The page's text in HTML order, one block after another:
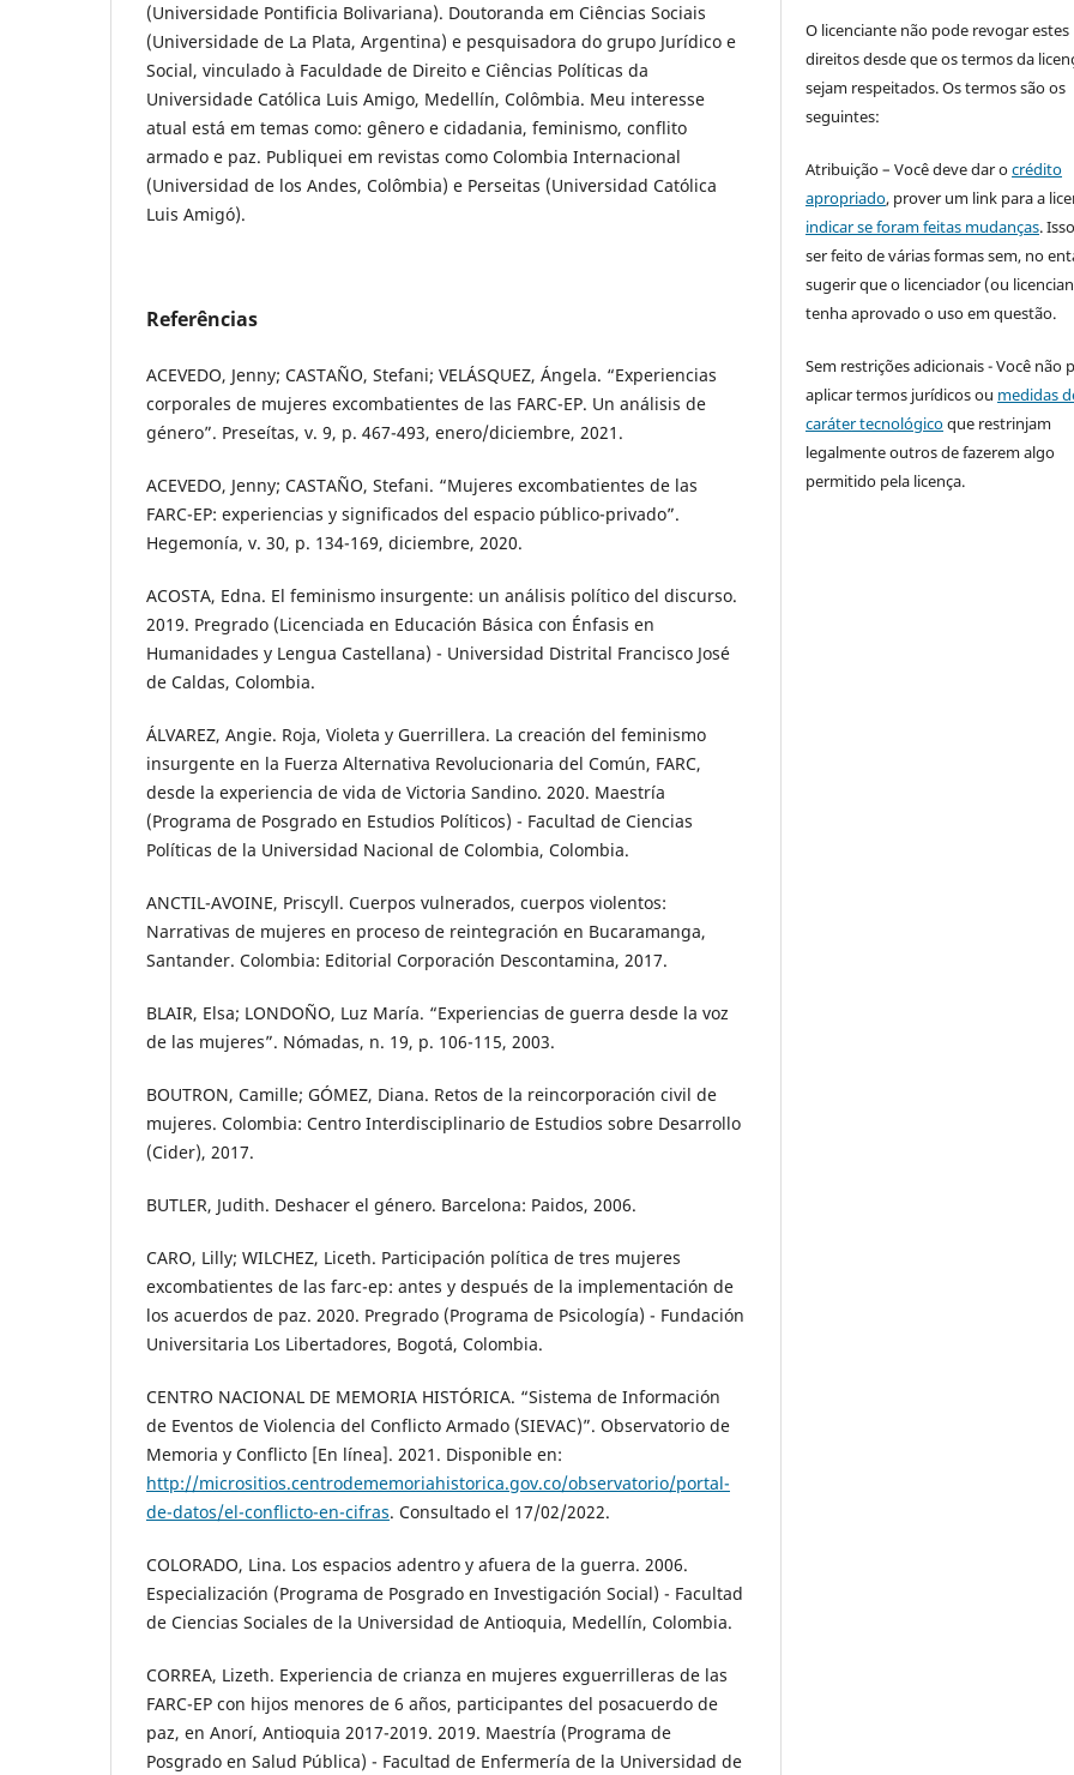
(Universidade Pontificia Bolivariana). Doutoranda em Ciências Sociais
(Universidade de La Plata, Argentina) e pesquisadora do grupo Jurídico e
Social, vinculado à Faculdade de Direito e Ciências Políticas da
Universidade Católica Luis Amigo, Medellín, Colômbia. Meu interesse
atual está em temas como: gênero e cidadania, feminismo, conflito
armado e paz. Publiquei em revistas como Colombia Internacional
(Universidad de los Andes, Colômbia) e Perseitas (Universidad Católica
Luis Amigó).
Referências
ACEVEDO, Jenny; CASTAÑO, Stefani; VELÁSQUEZ, Ángela. “Experiencias
corporales de mujeres excombatientes de las FARC-EP. Un análisis de
género”. Preseítas, v. 9, p. 467-493, enero/diciembre, 2021.
ACEVEDO, Jenny; CASTAÑO, Stefani. “Mujeres excombatientes de las
FARC-EP: experiencias y significados del espacio público-privado”.
Hegemonía, v. 30, p. 134-169, diciembre, 2020.
ACOSTA, Edna. El feminismo insurgente: un análisis político del discurso.
2019. Pregrado (Licenciada en Educación Básica con Énfasis en
Humanidades y Lengua Castellana) - Universidad Distrital Francisco José
de Caldas, Colombia.
ÁLVAREZ, Angie. Roja, Violeta y Guerrillera. La creación del feminismo
insurgente en la Fuerza Alternativa Revolucionaria del Común, FARC,
desde la experiencia de vida de Victoria Sandino. 2020. Maestría
(Programa de Posgrado en Estudios Políticos) - Facultad de Ciencias
Políticas de la Universidad Nacional de Colombia, Colombia.
ANCTIL-AVOINE, Priscyll. Cuerpos vulnerados, cuerpos violentos:
Narrativas de mujeres en proceso de reintegración en Bucaramanga,
Santander. Colombia: Editorial Corporación Descontamina, 2017.
BLAIR, Elsa; LONDOÑO, Luz María. “Experiencias de guerra desde la voz
de las mujeres”. Nómadas, n. 19, p. 106-115, 2003.
BOUTRON, Camille; GÓMEZ, Diana. Retos de la reincorporación civil de
mujeres. Colombia: Centro Interdisciplinario de Estudios sobre Desarrollo
(Cider), 2017.
BUTLER, Judith. Deshacer el género. Barcelona: Paidos, 2006.
CARO, Lilly; WILCHEZ, Liceth. Participación política de tres mujeres
excombatientes de las farc-ep: antes y después de la implementación de
los acuerdos de paz. 2020. Pregrado (Programa de Psicología) - Fundación
Universitaria Los Libertadores, Bogotá, Colombia.
CENTRO NACIONAL DE MEMORIA HISTÓRICA. “Sistema de Información
de Eventos de Violencia del Conflicto Armado (SIEVAC)”. Observatorio de
Memoria y Conflicto [En línea]. 2021. Disponible en:
http://micrositios.centrodememoriahistorica.gov.co/observatorio/portal-
de-datos/el-conflicto-en-cifras. Consultado el 17/02/2022.
COLORADO, Lina. Los espacios adentro y afuera de la guerra. 2006.
Especialización (Programa de Posgrado en Investigación Social) - Facultad
de Ciencias Sociales de la Universidad de Antioquia, Medellín, Colombia.
CORREA, Lizeth. Experiencia de crianza en mujeres exguerrilleras de las
FARC-EP con hijos menores de 6 años, participantes del posacuerdo de
paz, en Anorí, Antioquia 2017-2019. 2019. Maestría (Programa de
Posgrado en Salud Pública) - Facultad de Enfermería de la Universidad de
O licenciante não pode revogar estes
direitos desde que os termos da
sejam respeitados. Os termos são os
seguintes:
Atribuição – Você deve dar ocrédito
apropriado, prover um link para a
indicar se foram feitas mudanças.
ser feito de várias formas sem, no
sugerir que o licenciador (ou
tenha aprovado o uso em questão.
Sem restrições adicionais - Você não
aplicar termos jurídicos ou medidas
caráter tecnológicoque restrinjam
legalmente outros de fazerem algo
permitido pela licença.